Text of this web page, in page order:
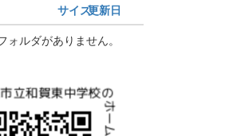
サイズ更新日
ォルダがありません。